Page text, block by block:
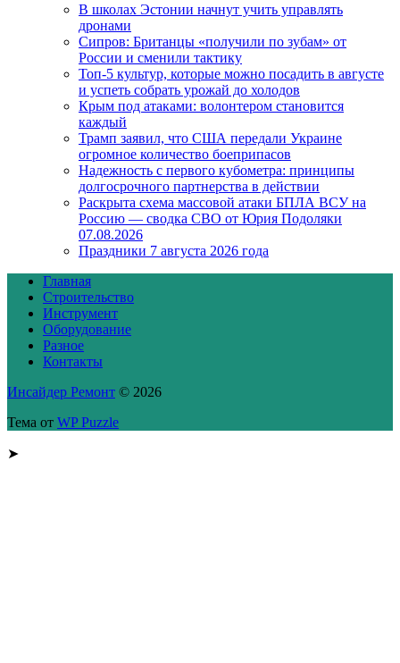
В школах Эстонии начнут учить управлять
дронами
Сипров: Британцы «получили по зубам» от
России и сменили тактику
Топ-5 культур, которые можно посадить в августе
и успеть собрать урожай до холодов
Крым под атаками: волонтером становится
каждый
Трамп заявил, что США передали Украине
огромное количество боеприпасов
Надежность с первого кубометра: принципы
долгосрочного партнерства в действии
Раскрыта схема массовой атаки БПЛА ВСУ на
Россию — сводка СВО от Юрия Подоляки
07.08.2026
Праздники 7 августа 2026 года
Главная
Строительство
Инструмент
Оборудование
Разное
Контакты
Инсайдер Ремонт © 2026
Тема от WP Puzzle
➤